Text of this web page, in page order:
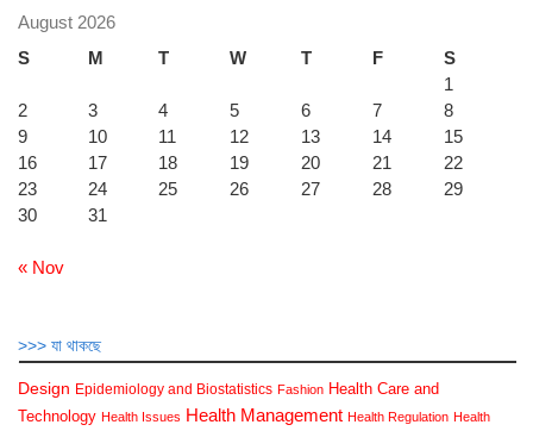
খুঁজুন
August 2026
S
M T W T F
S
1
2
3 4 5 6 7
8
9
10 11 12 13 14
15
16
17 18 19 20 21
22
23
24 25 26 27 28
29
30
31
« Nov
>>> যা থাকছে
Design Epidemiology and Biostatistics Fashion Health Care and
Technology Health Issues Health Management Health Regulation Health